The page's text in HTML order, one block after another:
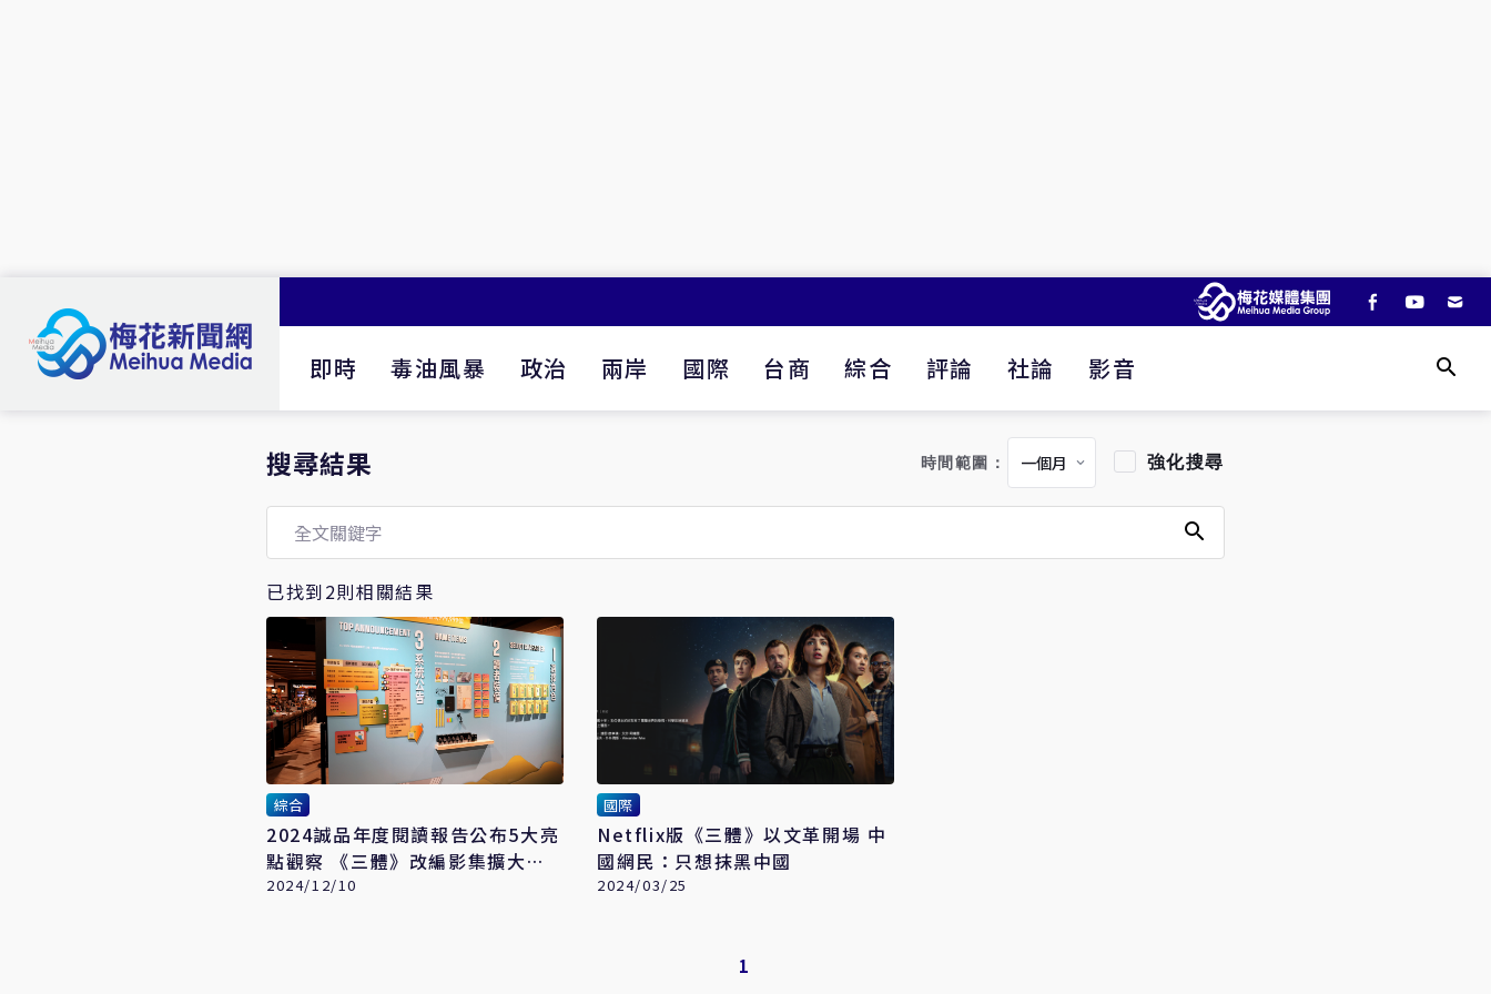
即時 毒油風暴 政治 兩岸 國際 台商 綜合 評論 社論 影音
搜尋結果 時間範圍： 強化搜尋
已找到2則相關結果
綜合
2024誠品年度閱讀報告公布5大亮
點觀察 《三體》改編影集擴大影
響力
2024/12/10
國際
Netflix版《三體》以文革開場 中
國網民：只想抹黑中國
2024/03/25
1